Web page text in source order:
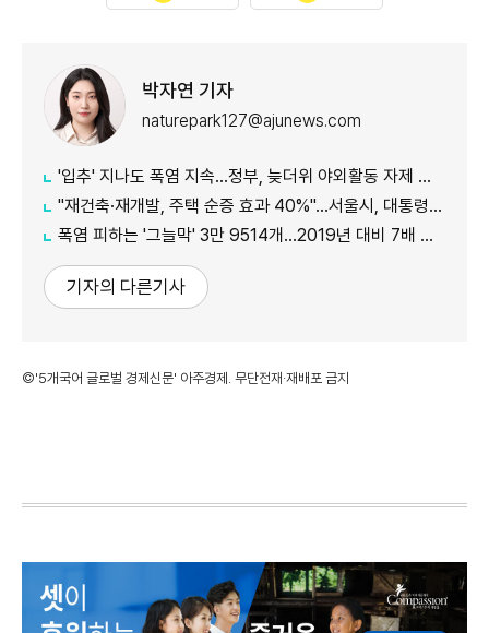
박자연 기자
naturepark127@ajunews.com
'입추' 지나도 폭염 지속...정부, 늦더위 야외활동 자제 당부
"재건축·재개발, 주택 순증 효과 40%"...서울시, 대통령실에 정비사업 '백서' 전달
폭염 피하는 '그늘막' 3만 9514개…2019년 대비 7배 증가
기자의 다른기사
©'5개국어 글로벌 경제신문' 아주경제. 무단전재·재배포 금지